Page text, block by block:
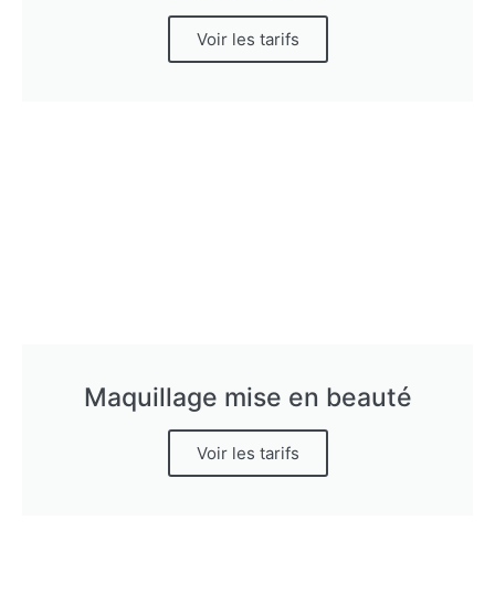
Voir les tarifs
Maquillage mise en beauté
Voir les tarifs